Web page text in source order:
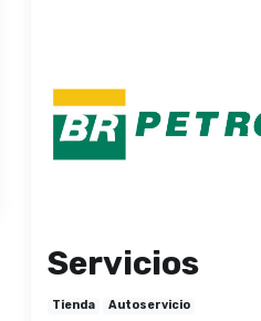
Servicios
Tienda Autoservicio